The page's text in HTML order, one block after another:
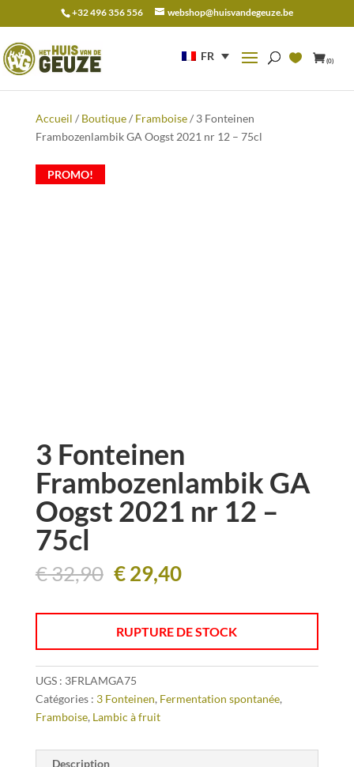
+32 496 356 556 webshop@huisvandegeuze.be
FR (0)
pour :
Accueil / Boutique/ Framboise/ 3 Fonteinen
Frambozenlambik GA Oogst 2021 nr 12 – 75cl
PROMO!
3 Fonteinen
Frambozenlambik GA
Oogst 2021 nr 12 –
75cl
€32,90 Le
initial
était :
€ 32,90.
€29,40Le
actuel
est :
€ 29,40.
RUPTURE DE STOCK
UGS : 3FRLAMGA75
Catégories : 3 Fonteinen, Fermentation spontanée,
Framboise, Lambic à fruit
Description